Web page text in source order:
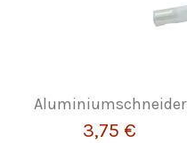
Aluminiumschneider
3,75 €